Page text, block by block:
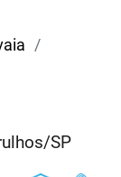
SP